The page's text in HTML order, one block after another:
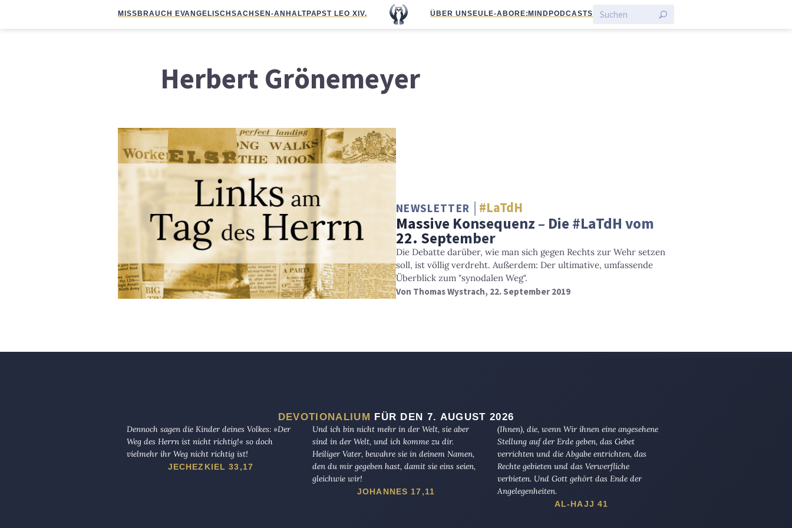
MISSBRAUCH EVANGELISCHSACHSEN-ANHALTPAPST LEO XIV. ÜBER UNS EULE-ABO RE:MIND PODCASTS
Herbert Grönemeyer
NEWSLETTER #LaTdH
Massive Konsequenz – Die #LaTdH vom
22. September
Die Debatte darüber, wie man sich gegen Rechts zur Wehr setzen
soll, ist völlig verdreht. Außerdem: Der ultimative, umfassende
Überblick zum "synodalen Weg".
Von Thomas Wystrach, 22. September 2019
DEVOTIONALIUM FÜR DEN 7. AUGUST 2026
Dennoch sagen die Kinder deines Volkes: »Der
Weg des Herrn ist nicht richtig!« so doch
vielmehr ihr Weg nicht richtig ist!
JECHEZKIEL 33,17
Und ich bin nicht mehr in der Welt, sie aber
sind in der Welt, und ich komme zu dir.
Heiliger Vater, bewahre sie in deinem Namen,
den du mir gegeben hast, damit sie eins seien,
gleichwie wir!
JOHANNES 17,11
(Ihnen), die, wenn Wir ihnen eine angesehene
Stellung auf der Erde geben, das Gebet
verrichten und die Abgabe entrichten, das
Rechte gebieten und das Verwerfliche
verbieten. Und Gott gehört das Ende der
Angelegenheiten.
AL-HAJJ 41